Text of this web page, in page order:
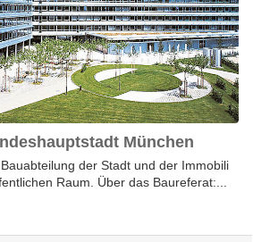
München
der Stadt und der Immobili
Raum. Über das Baureferat:...